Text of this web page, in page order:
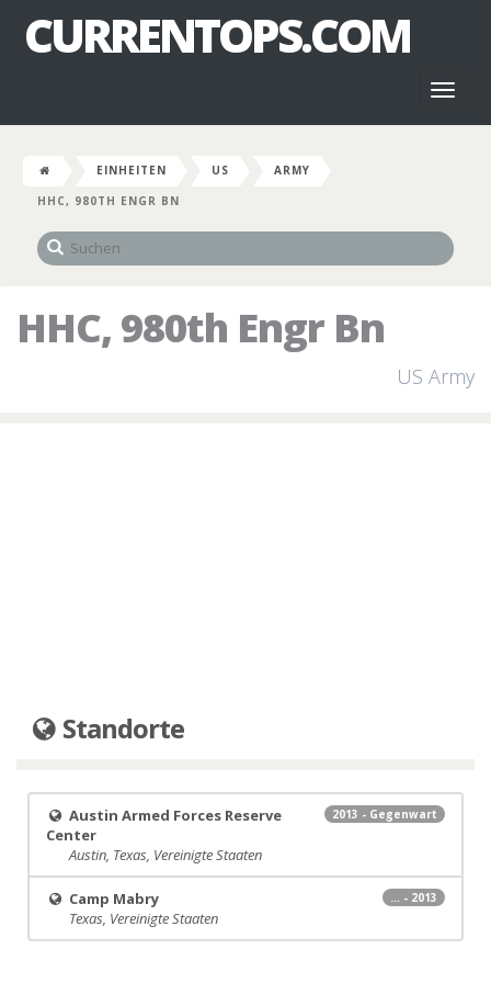
CURRENTOPS.COM
EINHEITEN US
ARMY
HHC, 980TH ENGR BN
HHC, 980th Engr Bn
US Army
Standorte
2013 - Gegenwart
Austin Armed Forces Reserve
Center
Austin, Texas, Vereinigte Staaten
... - 2013
Camp Mabry
Texas, Vereinigte Staaten